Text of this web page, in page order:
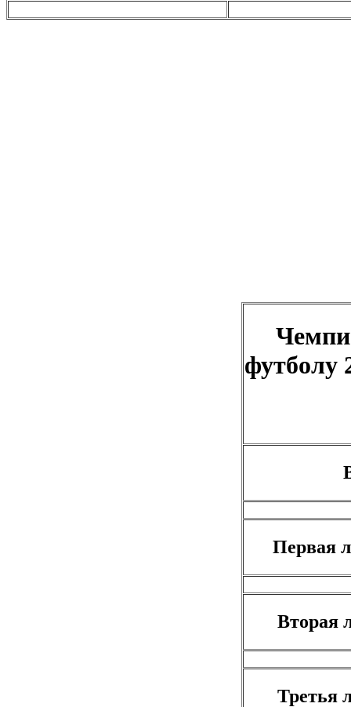
футболу
Первая
Вторая
Третья